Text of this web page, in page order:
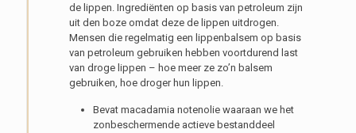
de lippen. Ingrediënten op basis van petroleum zijn
uit den boze omdat deze de lippen uitdrogen.
Mensen die regelmatig een lippenbalsem op basis
van petroleum gebruiken hebben voortdurend last
van droge lippen – hoe meer ze zo’n balsem
gebruiken, hoe droger hun lippen.
Bevat macadamia notenolie waaraan we het
zonbeschermende actieve bestanddeel